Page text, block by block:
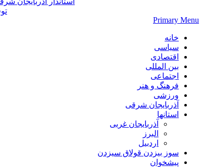
Primary Menu
خانه
سیاسی
اقتصادی
بین المللی
اجتماعی
فرهنگ و هنر
ورزشی
آذربایجان شرقی
استانها
آذربایجان غربی
البرز
اردبیل
سوز بیزدن قولاق سیزدن
پیشخوان